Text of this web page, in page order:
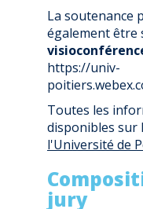
La soutenance
également être
https://univ-
Toutes les
disponibles sur
l'Université de
jury